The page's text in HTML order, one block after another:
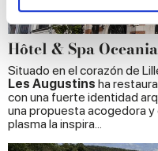
and set your
We use cookies to
provide social media
We also share
our social media,
may combine it with
provided to them or that
Hôtel & Spa
Situado en el corazón de
Les Augustins ha
con una fuerte identidad
una propuesta acogedora
plasma la inspira...